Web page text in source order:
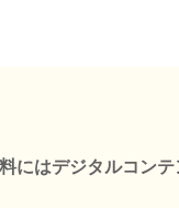
にはデジタルコンテ